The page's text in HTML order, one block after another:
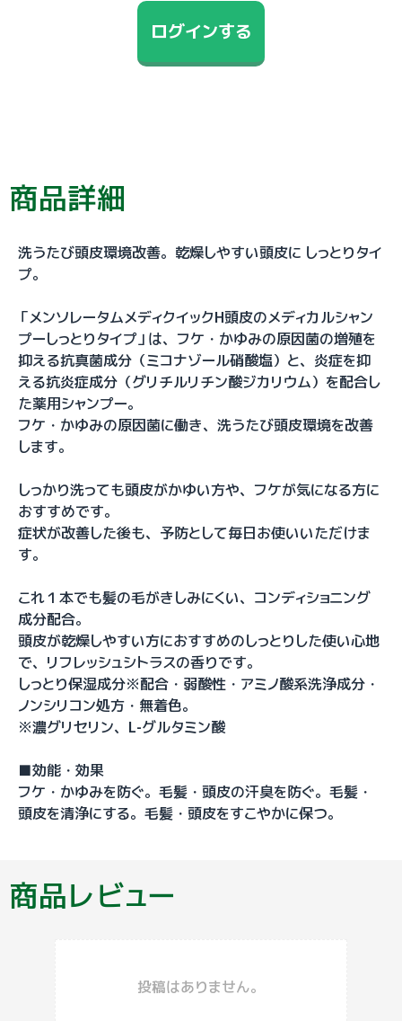
ログインする
商品詳細
洗うたび頭皮環境改善。乾燥しやすい頭皮に しっとりタイ
プ。
「メンソレータムメディクイックH頭皮のメディカルシャン
プーしっとりタイプ」は、フケ・かゆみの原因菌の増殖を
抑える抗真菌成分（ミコナゾール硝酸塩）と、炎症を抑
える抗炎症成分（グリチルリチン酸ジカリウム）を配合し
た薬用シャンプー。
フケ・かゆみの原因菌に働き、洗うたび頭皮環境を改善
します。
しっかり洗っても頭皮がかゆい方や、フケが気になる方に
おすすめです。
症状が改善した後も、予防として毎日お使いいただけま
す。
これ１本でも髪の毛がきしみにくい、コンディショニング
成分配合。
頭皮が乾燥しやすい方におすすめのしっとりした使い心地
で、リフレッシュシトラスの香りです。
しっとり保湿成分※配合・弱酸性・アミノ酸系洗浄成分・
ノンシリコン処方・無着色。
※濃グリセリン、L-グルタミン酸
■効能・効果
フケ・かゆみを防ぐ。毛髪・頭皮の汗臭を防ぐ。毛髪・
頭皮を清浄にする。毛髪・頭皮をすこやかに保つ。
商品レビュー
投稿はありません。